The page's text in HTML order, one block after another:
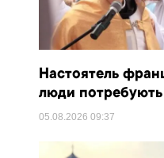
Настоятель
люди
05.08.202609:37